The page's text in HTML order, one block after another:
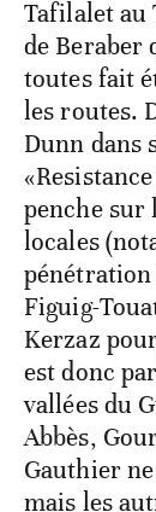
Tafilalet au
de Beraber
toutes fait
les routes.
Dunn dans
penche sur
locales
Figuig-
Kerzaz
est donc
vallées du
Abbès,
Gauthier
mais les